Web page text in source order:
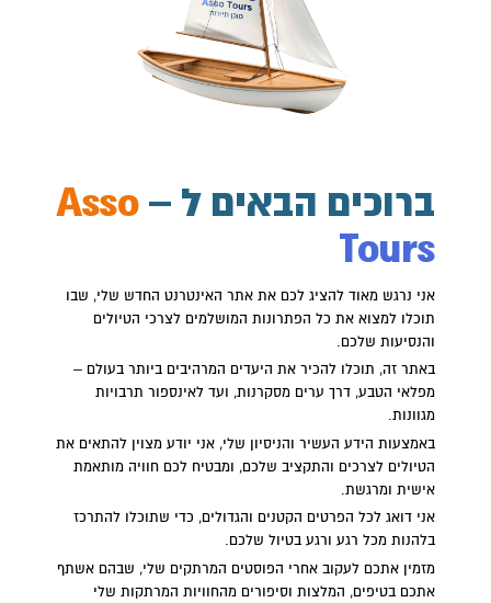
ברוכים הבאים ל – Asso
Tours
אני נרגש מאוד להציג לכם את אתר האינטרנט החדש שלי, שבו
תוכלו למצוא את כל הפתרונות המושלמים לצרכי הטיולים
והנסיעות שלכם.
באתר זה, תוכלו להכיר את היעדים המרהיבים ביותר בעולם –
מפלאי הטבע, דרך ערים מסקרנות, ועד לאינספור תרבויות
מגוונות.
באמצעות הידע העשיר והניסיון שלי, אני יודע מצוין להתאים את
הטיולים לצרכים והתקציב שלכם, ומבטיח לכם חוויה מותאמת
אישית ומרגשת.
אני דואג לכל הפרטים הקטנים והגדולים, כדי שתוכלו להתרכז
בלהנות מכל רגע ורגע בטיול שלכם.
מזמין אתכם לעקוב אחרי הפוסטים המרתקים שלי, שבהם אשתף
אתכם בטיפים, המלצות וסיפורים מהחוויות המרתקות שלי